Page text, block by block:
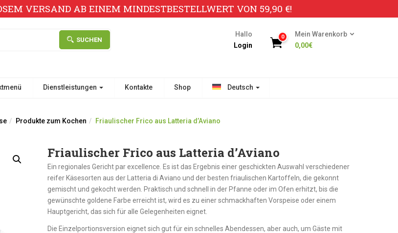
VERSAND AB EINEM MINDESTBESTELLWERT VON 59,90 €!
SUCHEN
Hallo
Login
0
Mein Warenkorb
0,00€
Dienstleistungen Kontakte Shop Deutsch
Produkte zum Kochen Friaulischer Frico aus Latteria d’Aviano
Friaulischer Frico aus Latteria d’Aviano
Ein regionales Gericht par excellence. Es ist das Ergebnis einer geschickten Auswahl verschiedener
reifer Käsesorten aus der Latteria di Aviano und der besten friaulischen Kartoffeln, die gekonnt
gemischt und gekocht werden. Praktisch und schnell in der Pfanne oder im Ofen erhitzt, bis die
gewünschte goldene Farbe erreicht ist, wird es zu einer schmackhaften Vorspeise oder einem
Hauptgericht, das sich für alle Gelegenheiten eignet.
Die Einzelportionsversion eignet sich gut für ein schnelles Abendessen, aber auch, um Gäste mit